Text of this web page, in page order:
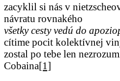
zacyklil si nás v
návratu rovnakého
všetky cesty vedú do
cítime pocit kolektívnej
zostal po tebe len
Cobaina[1]